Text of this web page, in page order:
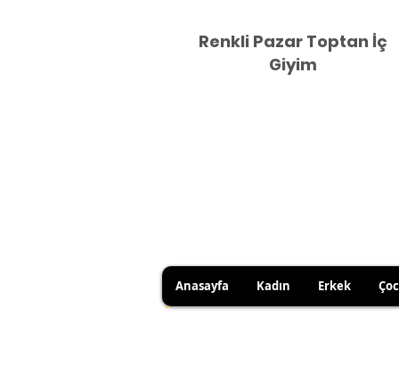
Renkli Pazar Toptan İç
Giyim
Anasayfa Kadın Erkek